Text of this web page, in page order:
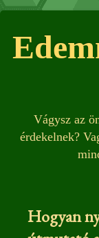
Vágysz az
érdekelnek?
Hogyan